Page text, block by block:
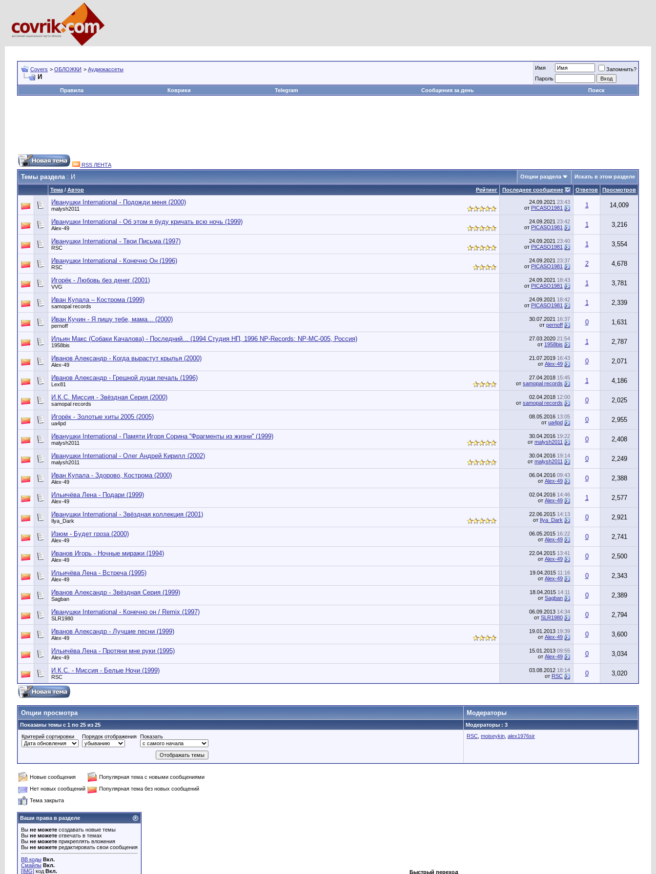
Covers > ОБЛОЖКИ > Аудиокассеты
И
Имя
Запомнить?
Пароль
Правила
Коврики Telegram Сообщения за день Поиск
RSS ЛЕНТА
Темы раздела: И Опции раздела Искать в этом разделе
Рейтинг
Тема / Автор Последнее сообщение Ответов Просмотров
Иванушки International - Подожди меня (2000)
malysh2011
24.09.2021 23:43
от PICASO1981 1 14,009
Иванушки International - Об этом я буду кричать всю ночь (1999)
Alex-49
24.09.2021 23:42
от PICASO1981 1 3,216
Иванушки International - Твои Письма (1997)
RSC
24.09.2021 23:40
от PICASO1981 1 3,554
Иванушки International - Конечно Он (1996)
RSC
24.09.2021 23:37
от PICASO1981 2 4,678
Игорёк - Любовь без денег (2001)
VVG
24.09.2021 18:43
от PICASO1981 1 3,781
Иван Купала – Кострома (1999)
samopal records
24.09.2021 18:42
от PICASO1981 1 2,339
Иван Кучин - Я пишу тебе, мама... (2000)
pernoff
30.07.2021 16:37
от pernoff 0 1,631
Ильин Макс (Собаки Качалова) - Последний... (1994 Студия НП, 1996 NP-Records: NP-MC-005, Россия)
1958bis
27.03.2020 21:54
от 1958bis 1 2,787
Иванов Александр - Когда вырастут крылья (2000)
Alex-49
21.07.2019 16:43
от Alex-49 0 2,071
Иванов Александр - Грешной души печаль (1996)
Lex81
27.04.2018 15:45
от samopal records 1 4,186
И.К.С. Миссия - Звёздная Серия (2000)
samopal records
02.04.2018 12:00
от samopal records 0 2,025
Игорёк - Золотые хиты 2005 (2005)
ua4pd
08.05.2016 13:05
от ua4pd 0 2,955
Иванушки International - Памяти Игоря Сорина ''Фрагменты из жизни'' (1999)
malysh2011
30.04.2016 19:22
от malysh2011 0 2,408
Иванушки International - Олег Андрей Кирилл (2002)
malysh2011
30.04.2016 19:14
от malysh2011 0 2,249
Иван Купала - Здорово, Кострома (2000)
Alex-49
06.04.2016 09:43
от Alex-49 0 2,388
Ильичёва Лена - Подари (1999)
Alex-49
02.04.2016 14:46
от Alex-49 1 2,577
Иванушки International - Звёздная коллекция (2001)
Ilya_Dark
22.06.2015 14:13
от Ilya_Dark 0 2,921
Изюм - Будет гроза (2000)
Alex-49
06.05.2015 16:22
от Alex-49 0 2,741
Иванов Игорь - Ночные миражи (1994)
Alex-49
22.04.2015 13:41
от Alex-49 0 2,500
Ильичёва Лена - Встреча (1995)
Alex-49
19.04.2015 11:16
от Alex-49 0 2,343
Иванов Александр - Звёздная Серия (1999)
Sagban
18.04.2015 14:11
от Sagban 0 2,389
Иванушки International - Конечно он / Remix (1997)
SLR1980
06.09.2013 14:34
от SLR1980 0 2,794
Иванов Александр - Лучшие песни (1999)
Alex-49
19.01.2013 19:39
от Alex-49 0 3,600
Ильичёва Лена - Протяни мне руки (1995)
Alex-49
15.01.2013 09:55
от Alex-49 0 3,034
И.К.С. - Миссия - Белые Ночи (1999)
RSC
03.08.2012 18:14
от RSC 0 3,020
Опции просмотра Модераторы
Показаны темы с 1 по 25 из 25
Модераторы : 3
Критерий сортировки
Порядок отображения Показать RSC moiseykin alex1976sir
Новые сообщения
Популярная тема с новыми сообщениями
Нет новых сообщений
Популярная тема без новых сообщений
Тема закрыта
Ваши права в разделе
Вы не можете создавать новые темы
Вы не можете отвечать в темах
Вы не можете прикреплять вложения
Вы не можете редактировать свои сообщения
BB коды Вкл.
Смайлы Вкл.
[IMG] код Вкл. Быстрый переход